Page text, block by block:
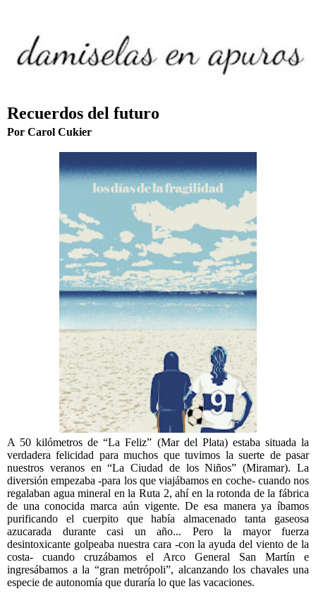
Recuerdos del futuro
Por Carol Cukier
A 50 kilómetros de “La Feliz” (Mar del Plata) estaba situada la
verdadera felicidad para muchos que tuvimos la suerte de pasar
nuestros veranos en “La Ciudad de los Niños” (Miramar). La
diversión empezaba -para los que viajábamos en coche- cuando nos
regalaban agua mineral en la Ruta 2, ahí en la rotonda de la fábrica
de una conocida marca aún vigente. De esa manera ya íbamos
purificando el cuerpito que había almacenado tanta gaseosa
azucarada durante casi un año... Pero la mayor fuerza
desintoxicante golpeaba nuestra cara -con la ayuda del viento de la
costa- cuando cruzábamos el Arco General San Martín e
ingresábamos a la “gran metrópoli”, alcanzando los chavales una
especie de autonomía que duraría lo que las vacaciones.